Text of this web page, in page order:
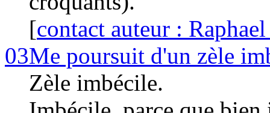
[contact auteur :
03Me poursuit d'un zèle
Zèle imbécile.